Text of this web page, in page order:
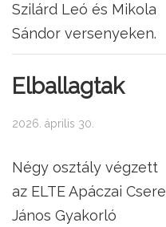
Szilárd Leó és Mikola
Sándor versenyeken.
Elballagtak
2026. április 30.
Négy osztály végzett
az ELTE Apáczai Csere
János Gyakorló